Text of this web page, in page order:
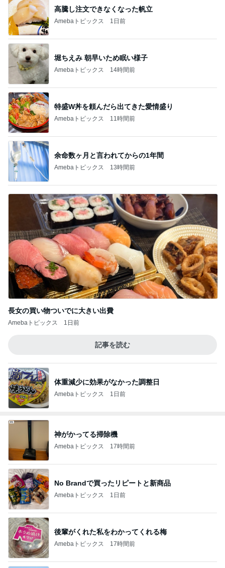
高騰し注文できなくなった帆立
Amebaトピックス 1日前
堀ちえみ 朝早いため眠い様子
Amebaトピックス 14時間前
特盛W丼を頼んだら出てきた愛情盛り
Amebaトピックス 11時間前
余命数ヶ月と言われてからの1年間
Amebaトピックス 13時間前
長女の買い物ついでに大きい出費
Amebaトピックス 1日前
記事を読む
体重減少に効果がなかった調整日
Amebaトピックス 1日前
神がかってる掃除機
Amebaトピックス 17時間前
No Brandで買ったリピートと新商品
Amebaトピックス 1日前
後輩がくれた私をわかってくれる梅
Amebaトピックス 17時間前